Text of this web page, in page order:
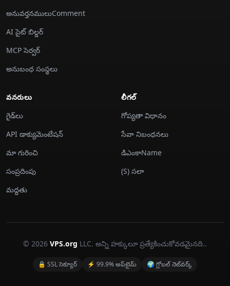
అనువర్తనములుComment
AI సైట్ బిల్డర్
MCP సెర్వర్
అనుబంధ సంస్థలు
వనరులు
గైడ్‌లు
API డాక్యుమెంటేషన్
మా గురించి
సంప్రదింపు
మద్దతు
లీగల్
గోప్యతా విధానం
సేవా నిబంధనలు
డిఎంకాName
(S) సలా
© 2026 VPS.org LLC. అన్ని హక్కులూ ప్రత్యేకించుకోవడమైనది..
🔒 SSL సెక్యూర్ ⚡ 99.9% అప్‌టైమ్ 🌍 గ్లోబల్ నెట్‌వర్క్